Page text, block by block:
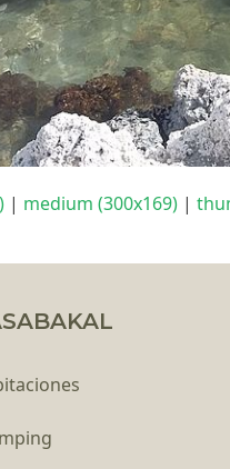
| medium (300x169) |